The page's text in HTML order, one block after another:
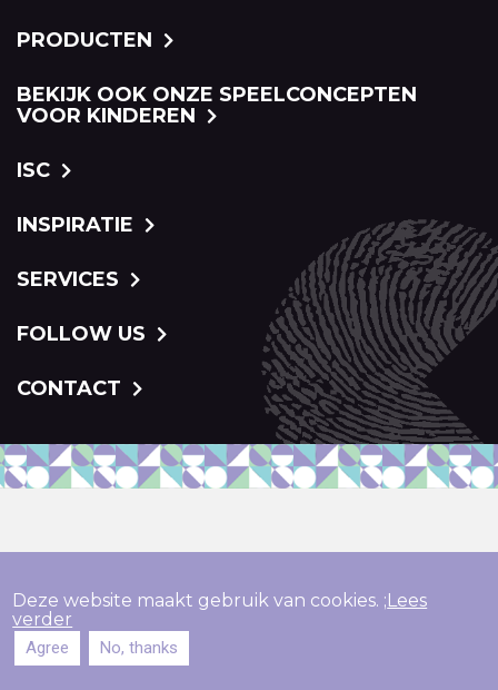
PRODUCTEN
BEKIJK OOK ONZE SPEELCONCEPTEN
VOOR KINDEREN
ISC
INSPIRATIE
SERVICES
FOLLOW US
CONTACT
Deze website maakt gebruik van cookies. ;Lees
verder
Agree No, thanks